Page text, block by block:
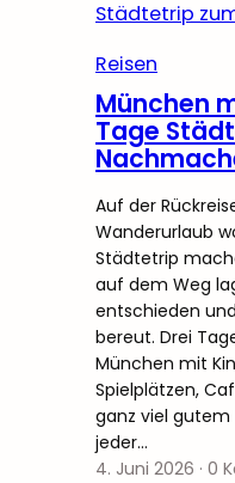
Reisen
München
Tage
Auf der
Wanderurlaub
Städtetrip
auf dem Weg
entschieden
bereut. Drei
München mit
Spielplätzen,
ganz viel gutem
jeder…
4. Juni 2026 · 0